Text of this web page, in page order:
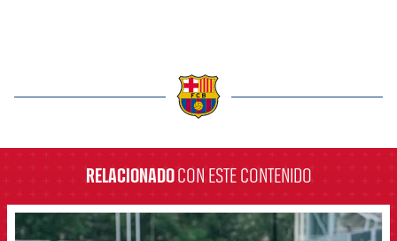
RELACIONADOCON ESTE CONTENIDO
FCB Barcelona badge